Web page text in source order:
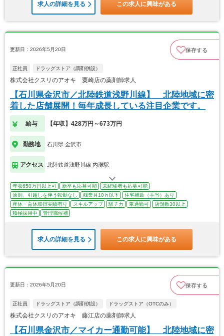
求人の詳細を見る この求人に興味がある
更新日：2026年5月20日 保存する
正社員 ドラッグストア（調剤併設）
株式会社クスリのアオキ 粟崎店の薬剤師求人
【石川県金沢市／北陸鉄道浅野川線】 北陸地域に密
着した店舗展開！毎年成長している注目企業です。
給与 【年収】428万円～673万円
勤務地 石川県 金沢市
アクセス 北陸鉄道浅野川線 内灘駅
年収650万円以上可 新卒も応募可能
未経験者も応募可能
原則、引越しを伴う転勤なし
残業月10ｈ以下
住宅補助（手当）あり
産休・育休取得実績有り
スキルアップ 駅チカ 車通勤可
店舗数30以上
積極採用中
管理職候補
求人の詳細を見る この求人に興味がある
更新日：2026年5月20日 保存する
正社員 ドラッグストア（調剤併設） ドラッグストア（OTCのみ）
株式会社クスリのアオキ 藤江店の薬剤師求人
【石川県金沢市／マイカー通勤可能】 北陸地域に密